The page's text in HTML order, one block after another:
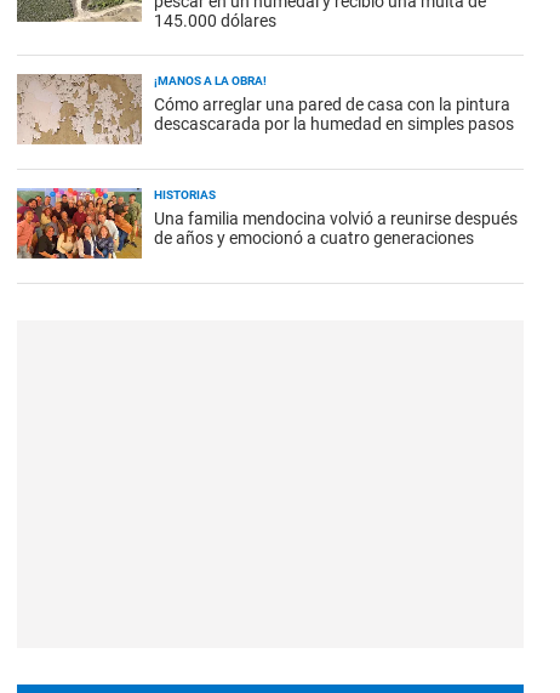
145.000 dólares
¡MANOS A LA OBRA!
Cómo arreglar una pared de casa con la pintura
descascarada por la humedad en simples pasos
HISTORIAS
Una familia mendocina volvió a reunirse después
de años y emocionó a cuatro generaciones